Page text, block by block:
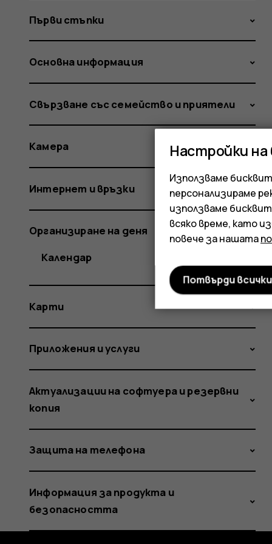
Първи стъпки
Основна информация
Свързване със семейство и приятели
Камера
Интернет и връзки
Организиране на деня
Календар
Карти
Приложения и услуги
Актуализации на софтуера и резервни
копия
Защита на телефона
Информация за продукта и
безопасността
Настройки
Използваме
персонализираме
използваме
всяко време, като
повече за нашата
Потвърди всички